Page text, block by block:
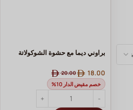
براوني ديما مع حشوة الشوكولاتة
20.00 18.00
خصم مقيض الدار 10%